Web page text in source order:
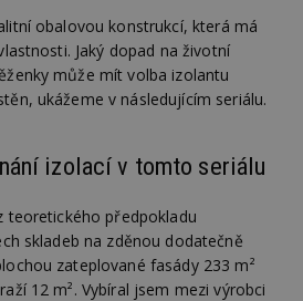
obalovou konstrukcí, která má
Jaký dopad na životní
může mít volba izolantu
ukážeme v následujícím seriálu.
izolací v tomto seriálu
teoretického předpokladu
skladeb na zděnou dodatečně
zateplované fasády 233 m²
12 m². Vybíral jsem mezi výrobci